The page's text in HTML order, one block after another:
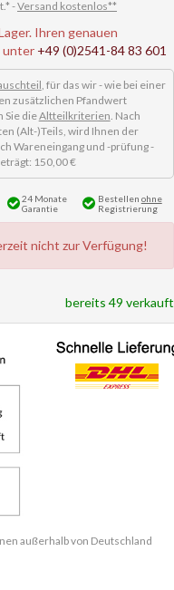
-Versand kostenlos**
Ihren genauen
unter +49 (0)2541-84 83 601
, für das wir - wie bei einer
zusätzlichen Pfandwert
Sie dieAltteilkriterien. Nach
(Alt-)Teils, wird Ihnen der
Wareneingang und -prüfung -
150,00 €
24 Monate
Garantie
Bestellen ohne
Registrierung
nicht zur Verfügung!
bereits 49 verkauft
außerhalb von Deutschland